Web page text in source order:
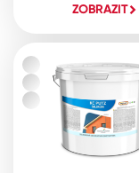
ZOBRAZIT